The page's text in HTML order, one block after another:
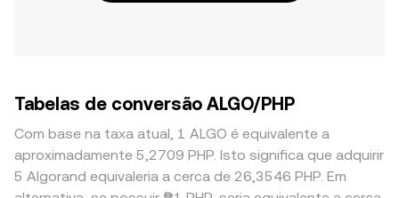
Tabelas de conversão ALGO/PHP
Com base na taxa atual, 1 ALGO é equivalente a
aproximadamente 5,2709 PHP. Isto significa que adquirir
5 Algorand equivaleria a cerca de 26,3546 PHP. Em